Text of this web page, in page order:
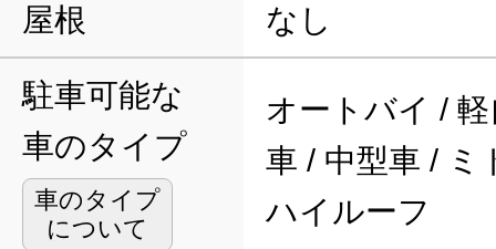
屋根 なし
駐車可能な
車のタイプ
車のタイプ
について
オートバイ /
車 / 中型車 / ミ
ハイルーフ